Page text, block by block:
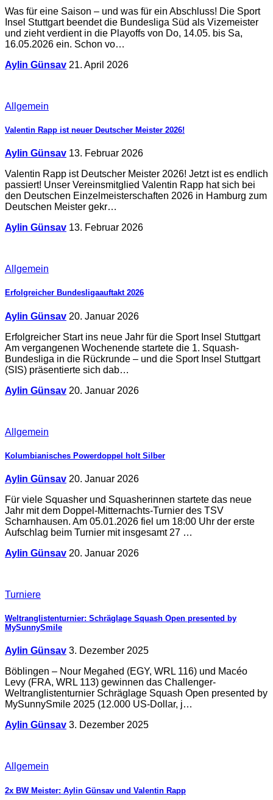
Was für eine Saison – und was für ein Abschluss! Die Sport
Insel Stuttgart beendet die Bundesliga Süd als Vizemeister
und zieht verdient in die Playoffs von Do, 14.05. bis Sa,
16.05.2026 ein. Schon vo…
Aylin Günsav 21. April 2026
Allgemein
Valentin Rapp ist neuer Deutscher Meister 2026!
Aylin Günsav 13. Februar 2026
Valentin Rapp ist Deutscher Meister 2026! Jetzt ist es endlich
passiert! Unser Vereinsmitglied Valentin Rapp hat sich bei
den Deutschen Einzelmeisterschaften 2026 in Hamburg zum
Deutschen Meister gekr…
Aylin Günsav 13. Februar 2026
Allgemein
Erfolgreicher Bundesligaauftakt 2026
Aylin Günsav 20. Januar 2026
Erfolgreicher Start ins neue Jahr für die Sport Insel Stuttgart
Am vergangenen Wochenende startete die 1. Squash-
Bundesliga in die Rückrunde – und die Sport Insel Stuttgart
(SIS) präsentierte sich dab…
Aylin Günsav 20. Januar 2026
Allgemein
Kolumbianisches Powerdoppel holt Silber
Aylin Günsav 20. Januar 2026
Für viele Squasher und Squasherinnen startete das neue
Jahr mit dem Doppel-Mitternachts-Turnier des TSV
Scharnhausen. Am 05.01.2026 fiel um 18:00 Uhr der erste
Aufschlag beim Turnier mit insgesamt 27 …
Aylin Günsav 20. Januar 2026
Turniere
Weltranglistenturnier: Schräglage Squash Open presented by
MySunnySmile
Aylin Günsav 3. Dezember 2025
Böblingen – Nour Megahed (EGY, WRL 116) und Macéo
Levy (FRA, WRL 113) gewinnen das Challenger-
Weltranglistenturnier Schräglage Squash Open presented by
MySunnySmile 2025 (12.000 US-Dollar, j…
Aylin Günsav 3. Dezember 2025
Allgemein
2x BW Meister: Aylin Günsav und Valentin Rapp